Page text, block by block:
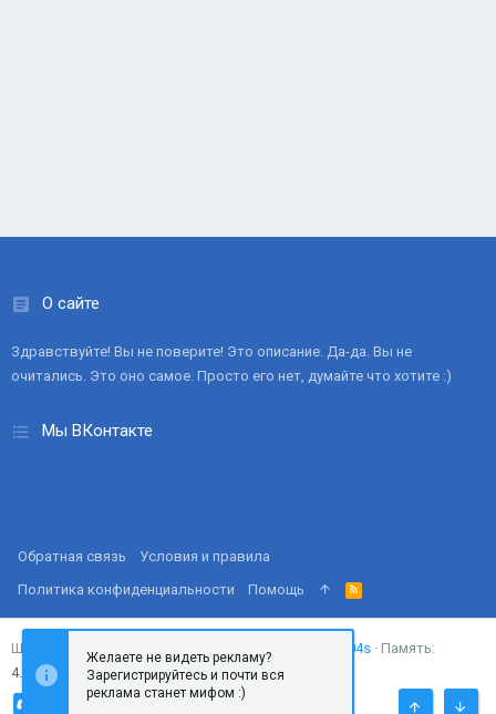
О сайте
Здравствуйте! Вы не поверите! Это описание. Да-да. Вы не
очитались. Это оно самое. Просто его нет, думайте что хотите :)
Мы ВКонтакте
Обратная связь
Условия и правила
Политика конфиденциальности
Помощь
R
S
S
Ширина 0.0404s
Память
4.37MB
Желаете не видеть рекламу?
Зарегистрируйтесь и почти вся
реклама станет мифом :)